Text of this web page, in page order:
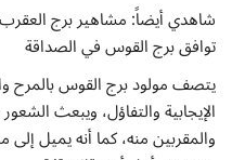
شاهدي أيضاً: مشاهير برج العقرب
توافق برج القوس في الصداقة
يتصف مولود برج القوس بالمرح
الإيجابية والتفاؤل، ويبعث
والمقربين منه، كما أنه يميل